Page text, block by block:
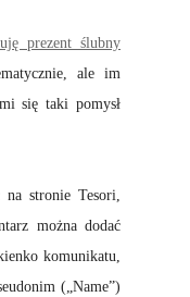
prezent ślubny
ale im
się taki pomysł
na stronie Tesori,
można dodać
komunikatu,
(„Name”)